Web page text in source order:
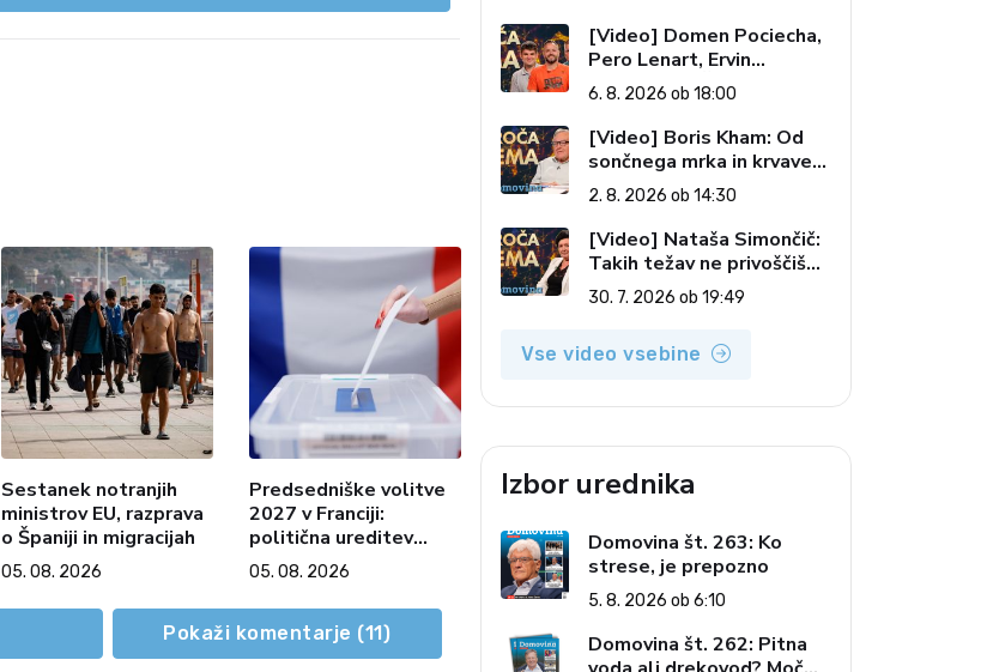
Sestanek notranjih
ministrov EU, razprava
o Španiji in migracijah
05. 08. 2026
Predsedniške volitve
2027 v Franciji:
politična ureditev
Francije
05. 08. 2026
Pokaži komentarje (11 )
[Video] Domen Pociecha,
Pero Lenart, Ervin
Kostanjšek: Šport
specialcev (Vroča tema, 6.
8. 2026)
6. 8. 2026 ob 18:00
[Video] Boris Kham: Od
sončnega mrka in krvave
lune do slovenskih
pečatov v vesolju (Vroča
tema, 2. 8. 2026)
2. 8. 2026 ob 14:30
[Video] Nataša Simončič:
Takih težav ne privoščiš
nikomur (Vroča tema, 30.
7. 2026)
30. 7. 2026 ob 19:49
Vse video vsebine
Izbor urednika
Domovina št. 263: Ko
strese, je prepozno
5. 8. 2026 ob 6:10
Domovina št. 262: Pitna